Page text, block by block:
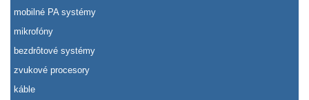
mobilné PA systémy
mikrofóny
bezdrôtové systémy
zvukové procesory
káble